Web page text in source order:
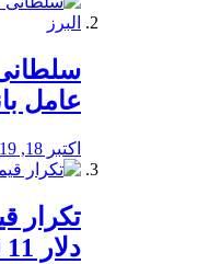
عامل
اکتبر 18, 2019
تکرار
دلار 11 400